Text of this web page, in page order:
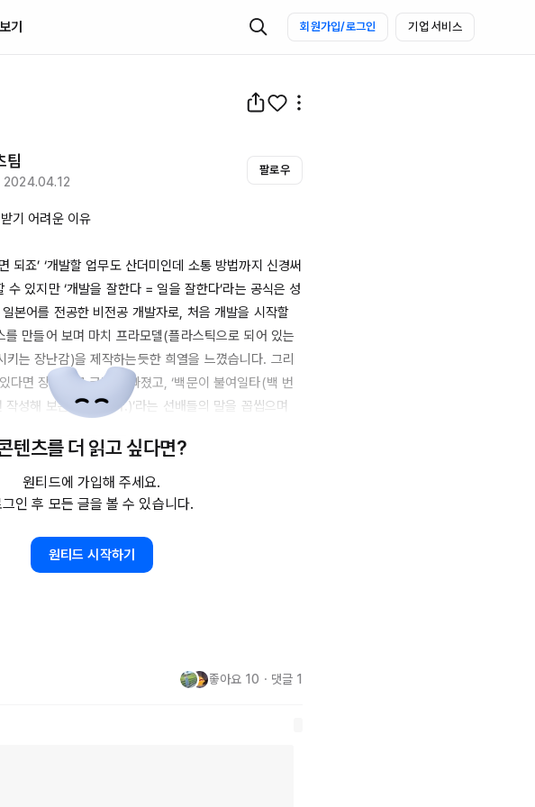
기 회원가입/로그인 기업 서비스
팀
2024.04.12
팔로우
기 어려운 이유
되죠’ ‘개발할 업무도 산더미인데 소통 방법까지 신경써
수 있지만 ‘개발을 잘한다 = 일을 잘한다’라는 공식은 성
본어를 전공한 비전공 개발자로, 처음 개발을 시작할
를 만들어 보며 마치 프라모델(플라스틱으로 되어 있는
키는 장난감)을 제작하는듯한 희열을 느꼈습니다. 그리
다면 장소불문 코딩에 빠졌고, ‘백문이 불여일타(백 번
성해 보는 것이 낫다.)’라는 선배들의 말을 꼽씹으며
통해 제 시야는 바뀌게 되었습니다.
인정하는 능력 있는 사람이었습니다. 대표는 물론 기획
고 칭찬했습니다. 저는 그런 칭찬이 의아했습니다. 실질
많이 했기 때문이죠. 그래서 팀원들과 커피를 마시며
젝트를 진행본 적은 없어서 그분이 개발을 얼마나 잘하
텐츠를 더 읽고 싶다면?
원티드에 가입해 주세요.
인 후 모든 글을 볼 수 있습니다.
원티드 시작하기
좋아요 10 ・ 댓글 1